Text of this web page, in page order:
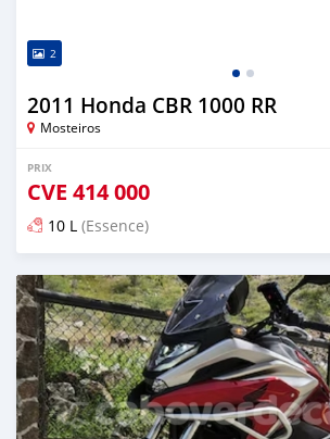
2
2011 Honda CBR 1000 RR
Mosteiros
PRIX
CVE 414 000
10 L (Essence)
Publié il y a environ 2 ans